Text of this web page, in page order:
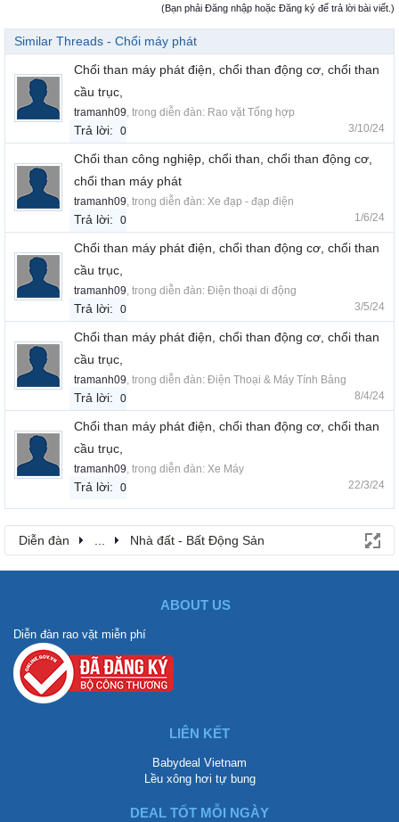
(Bạn phải Đăng nhập hoặc Đăng ký để trả lời bài viết.)
Similar Threads - Chổi máy phát
Chổi than máy phát điện, chổi than động cơ, chổi than
cầu trục,
tramanh09, trong diễn đàn: Rao vặt Tổng hợp
Trả lời: 0 3/10/24
Chổi than công nghiệp, chổi than, chổi than động cơ,
chổi than máy phát
tramanh09, trong diễn đàn: Xe đạp - đạp điện
Trả lời: 0 1/6/24
Chổi than máy phát điện, chổi than động cơ, chổi than
cầu trục,
tramanh09, trong diễn đàn: Điện thoại di động
Trả lời: 0 3/5/24
Chổi than máy phát điện, chổi than động cơ, chổi than
cầu trục,
tramanh09, trong diễn đàn: Điện Thoại & Máy Tính Bảng
Trả lời: 0 8/4/24
Chổi than máy phát điện, chổi than động cơ, chổi than
cầu trục,
tramanh09, trong diễn đàn: Xe Máy
Trả lời: 0 22/3/24
Diễn đàn Nhà đất - Bất Động Sản
ABOUT US
Diễn đàn rao vặt miễn phí
LIÊN KẾT
Babydeal Vietnam
Lều xông hơi tự bung
DEAL TỐT MỖI NGÀY